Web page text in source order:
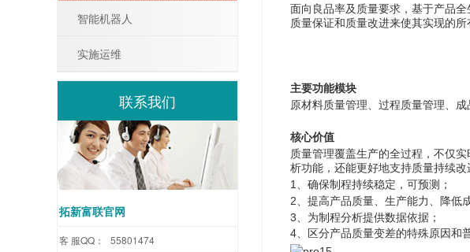
面向良品率及质量要求，基于产品
质量保证和质量改进来使其实现的
主要功能模块
原材料质量管理、过程质量管理、
核心价值
质量管理覆盖生产的全过程，不仅
析功能，还能更好地支持质量持续改
1、确保制程持续稳定，可预测；
2、提高产品质量、生产能力、降低
3、为制程分析提供数据依据；
4、区分产品质量变差的特殊原因和
智能机器人
实施运维
联系我们
拓新富联官网
客 服QQ： 55801474